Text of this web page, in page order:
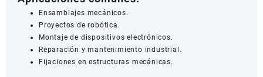
Ensamblajes mecánicos.
Proyectos de robótica.
Montaje de dispositivos electrónicos.
Reparación y mantenimiento industrial.
Fijaciones en estructuras mecánicas.